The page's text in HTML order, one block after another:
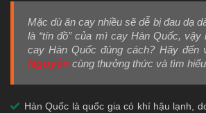
Mặc dù ăn cay nhiều sẽ dễ bị đau dạ
là “tín đồ” của mì cay Hàn Quốc,
cay Hàn Quốc đúng cách? Hãy đến
Nguyên cùng thưởng thức và tìm
Hàn Quốc là quốc gia có khí hậu lạnh,